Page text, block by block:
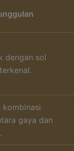
dengan sol
kombinasi
gaya dan